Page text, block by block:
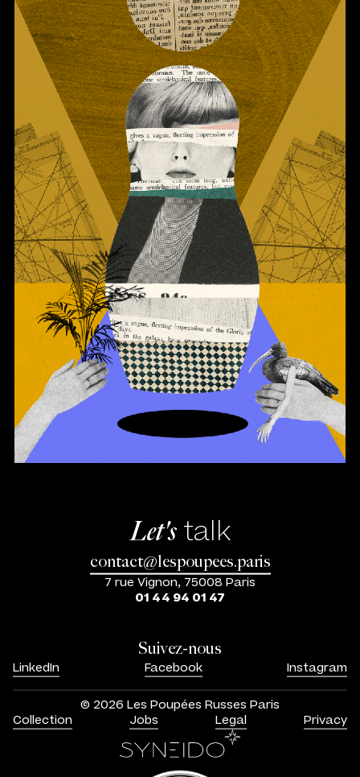
Let'stalk
contact@lespoupees.paris
7 rue Vignon, 75008 Paris
01 44 94 01 47
Suivez-nous
LinkedIn Facebook Instagram
© 2026 Les Poupées Russes Paris
Collection
Jobs Legal Privacy